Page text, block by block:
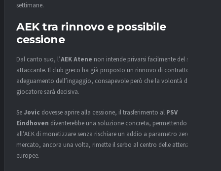
settimane.
AEK tra rinnovo e possibile
cessione
Dal canto suo, l’AEK Atene non intende privarsi facilmente del suo
attaccante. Il club greco ha già proposto un rinnovo di contratto con
adeguamento dell’ingaggio, consapevole però che la volontà del
giocatore sarà decisiva.
SeJovic dovesse aprire alla cessione, il trasferimento al PSV
Eindhoven diventerebbe una soluzione concreta, permettendo
all’AEK di monetizzare senza rischiare un addio a parametro zero. Il
mercato, ancora una volta, rimette il serbo al centro delle attenzioni
europee.